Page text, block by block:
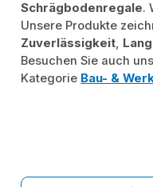
Schrägbodenregale.
Unsere Produkte
Zuverlässigkeit,
Besuchen Sie auch
Kategorie Bau- &